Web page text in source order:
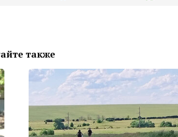
также